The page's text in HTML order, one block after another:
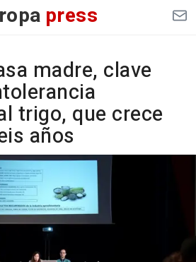
press
madre, clave
trigo, que crece
años